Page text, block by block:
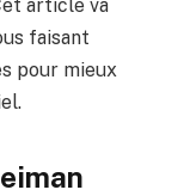
article va
faisant
pour mieux